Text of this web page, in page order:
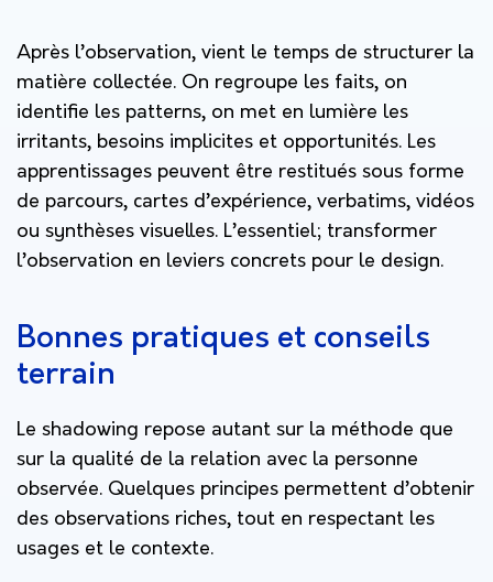
Après l’observation, vient le temps de structurer la
matière collectée. On regroupe les faits, on
identifie les patterns, on met en lumière les
irritants, besoins implicites et opportunités. Les
apprentissages peuvent être restitués sous forme
de parcours, cartes d’expérience, verbatims, vidéos
ou synthèses visuelles. L’essentiel; transformer
l’observation en leviers concrets pour le design.
Bonnes pratiques et conseils
terrain
Le shadowing repose autant sur la méthode que
sur la qualité de la relation avec la personne
observée. Quelques principes permettent d’obtenir
des observations riches, tout en respectant les
usages et le contexte.